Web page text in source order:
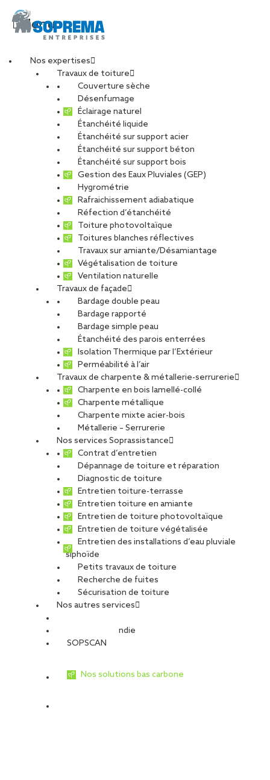
Menu
Nos expertises
Travaux de toiture
Couverture sèche
Désenfumage
Éclairage naturel
Étanchéité liquide
Étanchéité sur support acier
Étanchéité sur support béton
Étanchéité sur support bois
Gestion des Eaux Pluviales (GEP)
Hygrométrie
Rafraichissement adiabatique
Réfection d’étanchéité
Toiture photovoltaïque
Toitures blanches réflectives
Travaux sur amiante/Désamiantage
Végétalisation de toiture
Ventilation naturelle
Travaux de façade
Bardage double peau
Bardage rapporté
Bardage simple peau
Étanchéité des parois enterrées
Isolation Thermique par l’Extérieur
Perméabilité à l’air
Travaux de charpente & métallerie-serrurerie
Charpente en bois lamellé-collé
Charpente métallique
Charpente mixte acier-bois
Métallerie – Serrurerie
Nos services Soprassistance
Contrat d’entretien
Dépannage de toiture et réparation
Diagnostic de toiture
Entretien toiture-terrasse
Entretien toiture en amiante
Entretien de toiture photovoltaïque
Entretien de toiture végétalisée
Entretien des installations d’eau pluviale
siphoïde
Petits travaux de toiture
Recherche de fuites
Sécurisation de toiture
Nos autres services
Sécurité Incendie
SOPSCAN
Nos solutions bas carbone
avanscene 7 (1)
PARTAGER
AVANSCENE Strasbourg_Travaux de façade_SOPREMA Entreprises